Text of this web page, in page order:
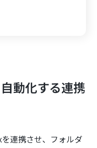
動化する連携
連携させ、フォルダ